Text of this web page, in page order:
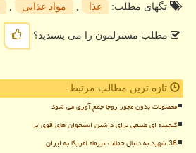
تگهای مطلب:
غذا مواد غذایی
مطلب مسترلمون را می پسندید؟
تازه ترین مطالب مرتبط
محصولات بدون مجوز روجا جمع آوری می شود
گنجینه ای طبیعی برای داشتن استخوان های قوی تر
38 شهید به دنبال حملات تیرماه آمریکا به ایران